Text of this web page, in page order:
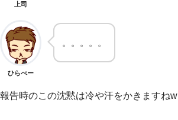
上司
ひらべー
。。。。。
報告時のこの沈黙は冷や汗をかきますねw